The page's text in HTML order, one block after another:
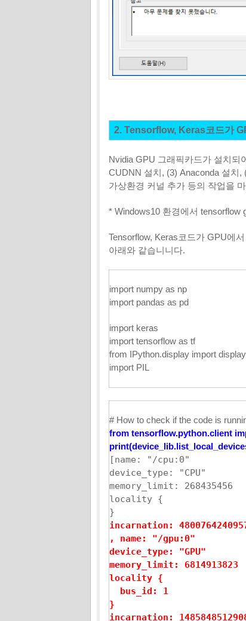
2. Tensorflow, Keras코드가
Nvidia GPU 그래픽카드가 설치되
CUDNN 설치, (3) Anaconda 설치,
가상환경 커널 추가 등의 작업을
* Windows10 환경에서 tensorflow
Tensorflow, Keras코드가 GPU에
아래와 같습니니다.
import numpy as np
import pandas as pd
import keras
import tensorflow as tf
from IPython.display import display
import PIL
# How to check if the code is
from tensorflow.python.client
[name: "/cpu:0"
device_type: "CPU"
memory_limit: 268435456
locality {
incarnation:
, name: "/gpu:0"
device_type: "GPU"
memory_limit: 6814913823
locality {
}
incarnation: